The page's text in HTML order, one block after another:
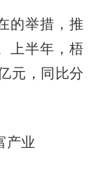
举措，推
上半年，梧
元，同比分
产业